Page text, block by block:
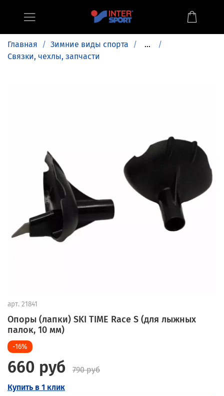
Главная Зимние виды спорта
...
Связки, чехлы, запчасти
арт. 21841
Опоры (лапки) SKI TIME Race S (для лыжных
палок, 10 мм)
-16%
660 руб
790 руб
Купить в 1 клик